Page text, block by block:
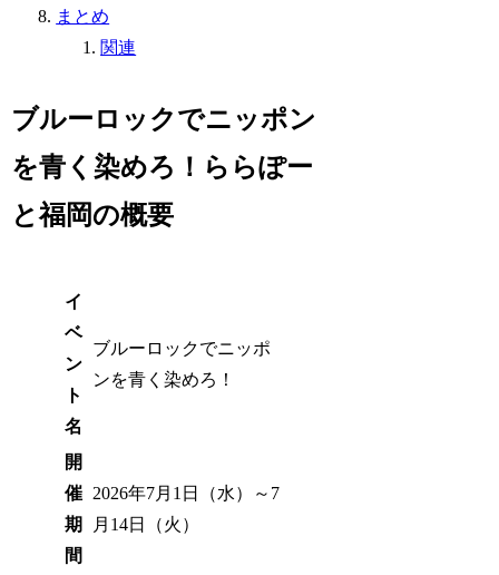
まとめ
関連
ブルーロックでニッポン
を青く染めろ！ららぽー
と福岡の概要
イ
ベ
ン
ト
名
ブルーロックでニッポ
ンを青く染めろ！
開
催
期
間
2026年7月1日（水）～7
月14日（火）